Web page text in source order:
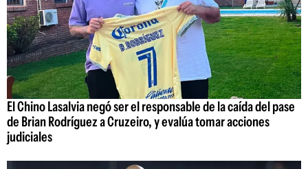
El Chino Lasalvia negó ser el responsable de la caída del pase
de Brian Rodríguez a Cruzeiro, y evalúa tomar acciones
judiciales